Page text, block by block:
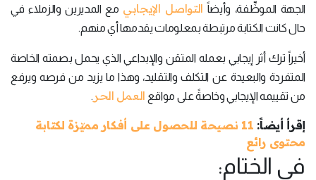
الجهة الموظِّفة، وأيضاً التواصل الإيجابي مع المديرين والزملاء في
حال كانت الكتابة مرتبطة بمعلومات يقدمها أي منهم.
أخيراً ترك أثر إيجابي بعمله المتقن والإبداعي الذي يحمل بصمته الخاصة
المتفردة والبعيدة عن التكلف والتقليد، وهذا ما يزيد من فرصه ويرفع
من تقييمه الإيجابي وخاصةً على مواقع العمل الحر .
إقرأ أيضاً:
11 نصيحة للحصول على أفكار مميّزة لكتابة
محتوى رائع
في الختام: